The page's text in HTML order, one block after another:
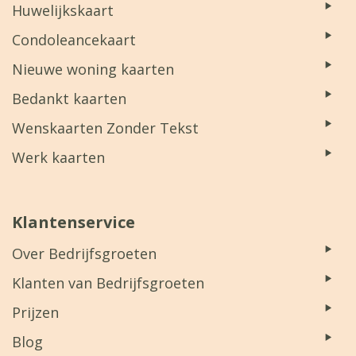
Huwelijkskaart
Condoleancekaart
Nieuwe woning kaarten
Bedankt kaarten
Wenskaarten Zonder Tekst
Werk kaarten
Klantenservice
Over Bedrijfsgroeten
Klanten van Bedrijfsgroeten
Prijzen
Blog